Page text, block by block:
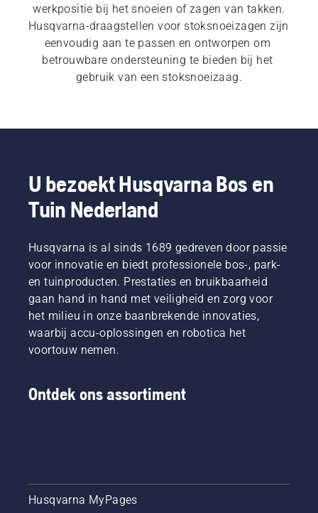
werkpositie bij het snoeien of zagen van takken.
Husqvarna-draagstellen voor stoksnoeizagen zijn
eenvoudig aan te passen en ontworpen om
betrouwbare ondersteuning te bieden bij het
gebruik van een stoksnoeizaag.
U bezoekt Husqvarna Bos en
Tuin Nederland
Husqvarna is al sinds 1689 gedreven door passie
voor innovatie en biedt professionele bos-, park-
en tuinproducten. Prestaties en bruikbaarheid
gaan hand in hand met veiligheid en zorg voor
het milieu in onze baanbrekende innovaties,
waarbij accu-oplossingen en robotica het
voortouw nemen.
Ontdek ons assortiment
Husqvarna MyPages